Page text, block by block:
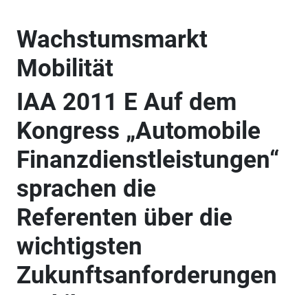
Wachstumsmarkt
Mobilität
IAA 2011 E Auf dem
Kongress „Automobile
Finanzdienstleistungen“
sprachen die
Referenten über die
wichtigsten
Zukunftsanforderungen